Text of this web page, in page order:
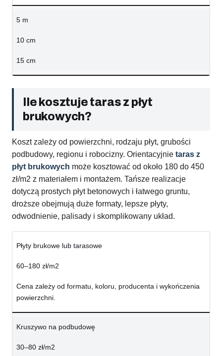
5 m
10 cm
15 cm
Ile kosztuje taras z płyt
brukowych?
Koszt zależy od powierzchni, rodzaju płyt, grubości
podbudowy, regionu i robocizny. Orientacyjnie taras z
płyt brukowych może kosztować od około 180 do 450
zł/m2 z materiałem i montażem. Tańsze realizacje
dotyczą prostych płyt betonowych i łatwego gruntu,
droższe obejmują duże formaty, lepsze płyty,
odwodnienie, palisady i skomplikowany układ.
Płyty brukowe lub tarasowe
60–180 zł/m2
Cena zależy od formatu, koloru, producenta i wykończenia
powierzchni.
Kruszywo na podbudowę
30–80 zł/m2